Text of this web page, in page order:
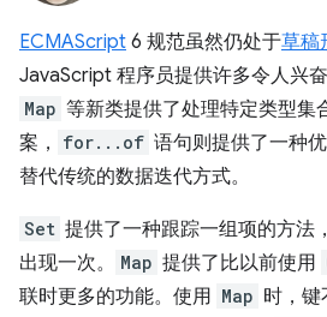
ECMAScript 6 规范虽然仍处于草稿
JavaScript 程序员提供许多令人兴奋
Map 等新类提供了处理特定类型集
案，
for...of 语句则提供了一种
替代传统的数据迭代方式。
Set 提供了一种跟踪一组项的方法
出现一次。
Map 提供了比以前使用
联时更多的功能。使用 Map 时，键